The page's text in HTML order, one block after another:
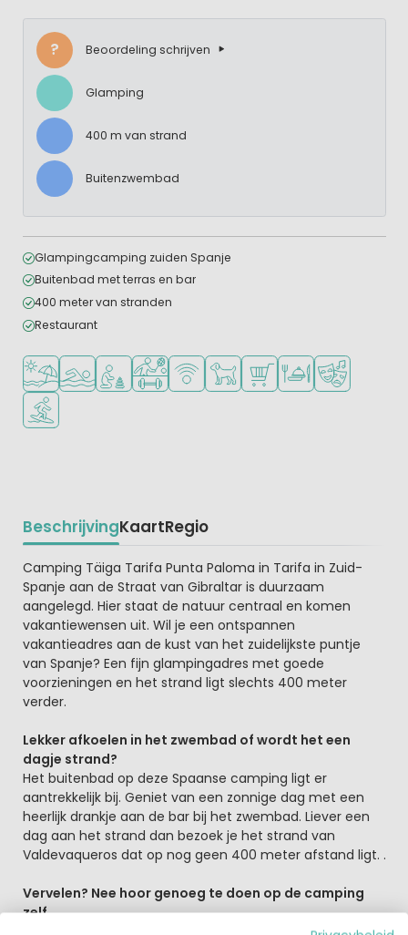
? Beoordeling schrijven
Glamping
400 m van strand
Buitenzwembad
Glampingcamping zuiden Spanje
Buitenbad met terras en bar
400 meter van stranden
Restaurant
Ligt bij strand en zee
Openlucht zwembad
Aanbevolen voor jonge kinderen
Veel mogelijkheden om te sporten
WiFi beschikbaar
Huisdieren toegestaan
Campingwinkel/
Restaurant of
Watersportfaciliteiten
BeschrijvingKaartRegio
Beschrijving
Camping Täiga Tarifa Punta Paloma in Tarifa in Zuid-
Spanje aan de Straat van Gibraltar is duurzaam
aangelegd. Hier staat de natuur centraal en komen
vakantiewensen uit. Wil je een ontspannen
vakantieadres aan de kust van het zuidelijkste puntje
van Spanje? Een fijn glampingadres met goede
voorzieningen en het strand ligt slechts 400 meter
verder.
Lekker afkoelen in het zwembad of wordt het een
dagje strand?
Het buitenbad op deze Spaanse camping ligt er
aantrekkelijk bij. Geniet van een zonnige dag met een
heerlijk drankje aan de bar bij het zwembad. Liever een
dag aan het strand dan bezoek je het strand van
Valdevaqueros dat op nog geen 400 meter afstand ligt. .
Vervelen? Nee hoor genoeg te doen op de camping
zelf